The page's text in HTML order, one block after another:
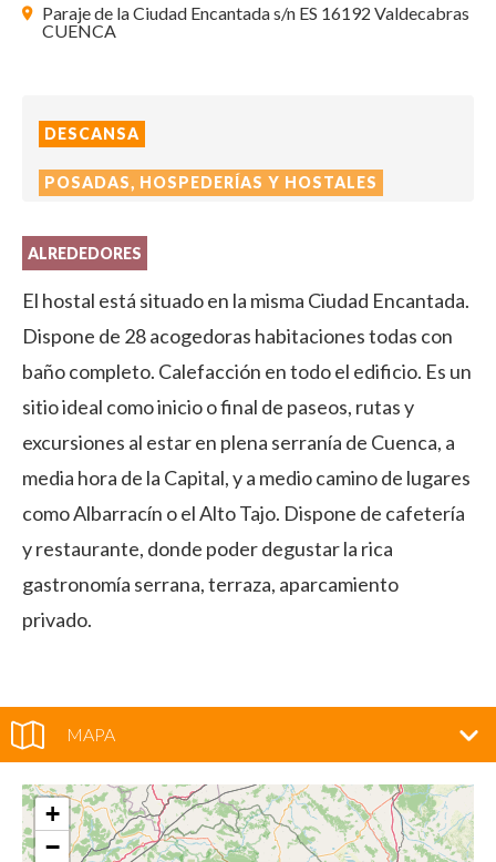
Paraje de la Ciudad Encantada s/n ES 16192 Valdecabras
CUENCA
DESCANSA
POSADAS, HOSPEDERÍAS Y HOSTALES
ALREDEDORES
El hostal está situado en la misma Ciudad Encantada.
Dispone de 28 acogedoras habitaciones todas con
baño completo. Calefacción en todo el edificio. Es un
sitio ideal como inicio o final de paseos, rutas y
excursiones al estar en plena serranía de Cuenca, a
media hora de la Capital, y a medio camino de lugares
como Albarracín o el Alto Tajo. Dispone de cafetería
y restaurante, donde poder degustar la rica
gastronomía serrana, terraza, aparcamiento
privado.
MAPA
+
−